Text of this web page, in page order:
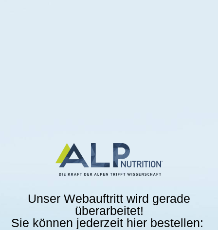
Unser Webauftritt wird gerade
überarbeitet!
Sie können jederzeit hier bestellen: